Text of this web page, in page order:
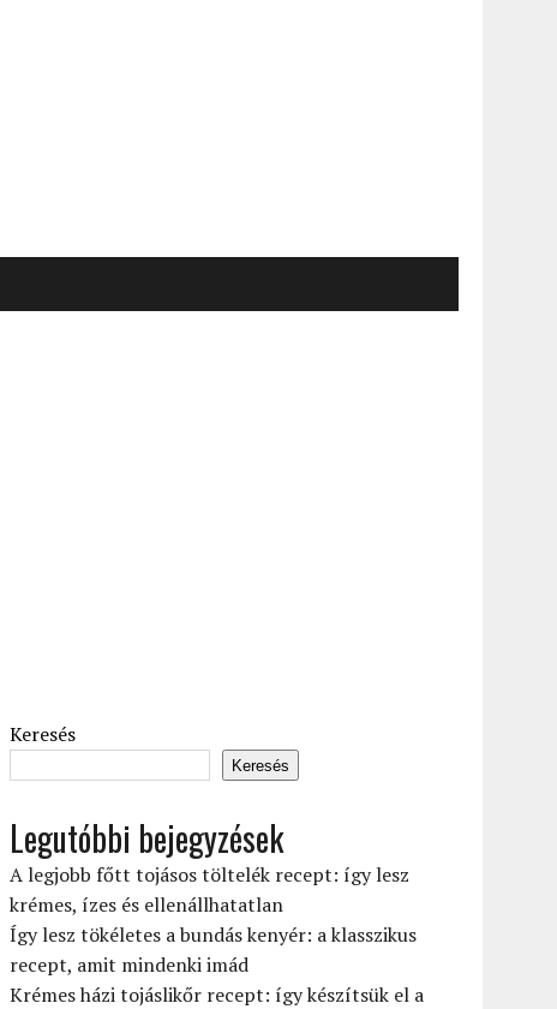
Keresés
Keresés
Legutóbbi bejegyzések
A legjobb főtt tojásos töltelék recept: így lesz
krémes, ízes és ellenállhatatlan
Így lesz tökéletes a bundás kenyér: a klasszikus
recept, amit mindenki imád
Krémes házi tojáslikőr recept: így készítsük el a